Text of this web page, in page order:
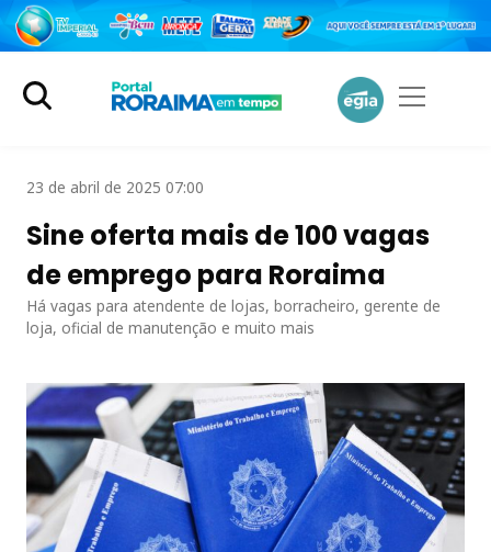
23 de abril de 2025 07:00
Sine oferta mais de 100 vagas
de emprego para Roraima
Há vagas para atendente de lojas, borracheiro, gerente de
loja, oficial de manutenção e muito mais